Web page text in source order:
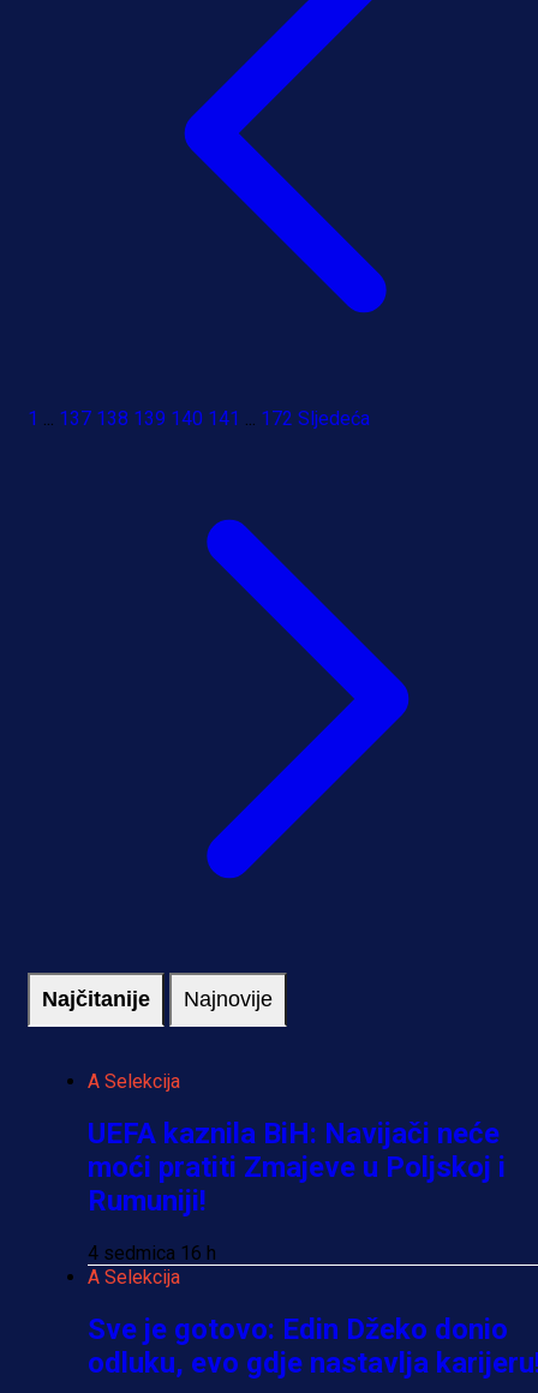
1 ... 137 138 139 140 141 ... 172 Sljedeća
Najčitanije Najnovije
A Selekcija
UEFA kaznila BiH: Navijači neće
moći pratiti Zmajeve u Poljskoj i
Rumuniji!
4 sedmica 16 h
A Selekcija
Sve je gotovo: Edin Džeko donio
odluku, evo gdje nastavlja